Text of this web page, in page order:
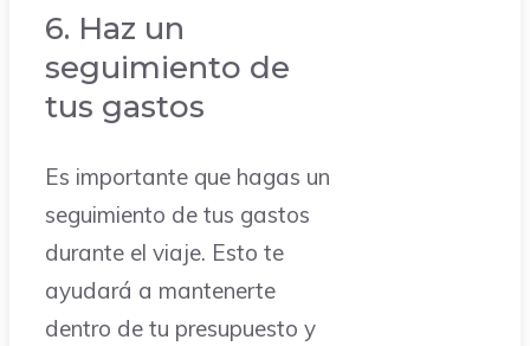
6. Haz un
seguimiento de
tus gastos
Es importante que hagas un
seguimiento de tus gastos
durante el viaje. Esto te
ayudará a mantenerte
dentro de tu presupuesto y